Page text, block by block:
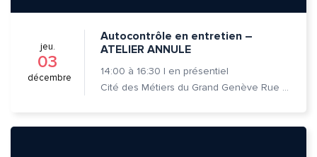
jeu.
03
décembre
Autocontrôle en entretien –
ATELIER ANNULE
14:00 à 16:30 | en présentiel
Cité des Métiers du Grand Genève Rue Prévost-Martin 6 1205 Genève